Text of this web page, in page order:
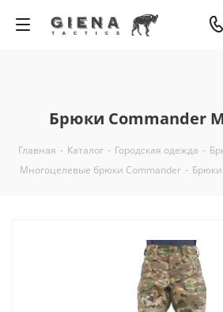
Брюки Commander
Главная - Каталог - Городская одежда -
Многоцелевые брюки Commander -